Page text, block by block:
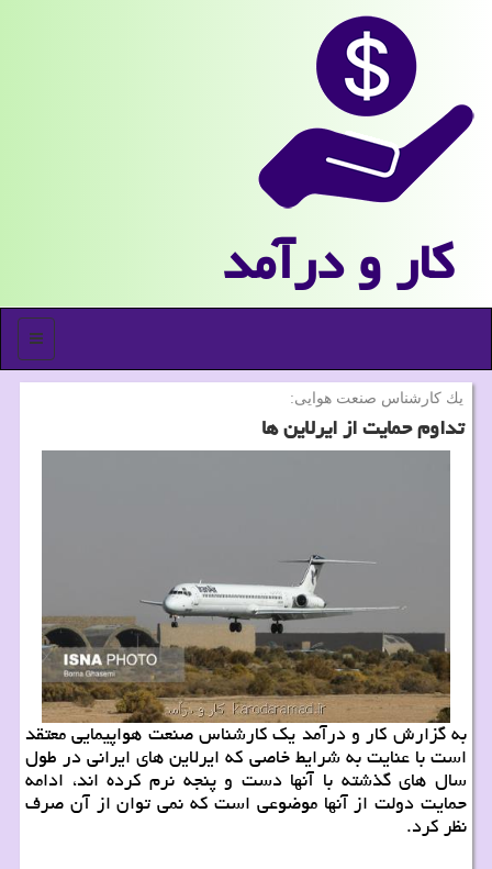
كار و درآمد
منو
یك كارشناس صنعت هوایی:
تداوم حمایت از ایرلاین ها
به گزارش كار و درآمد یك كارشناس صنعت هواپیمایی معتقد
است با عنایت به شرایط خاصی كه ایرلاین های ایرانی در طول
سال های گذشته با آنها دست و پنجه نرم كرده اند، ادامه
حمایت دولت از آنها موضوعی است كه نمی توان از آن صرف
نظر كرد.